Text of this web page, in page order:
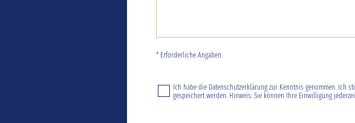
* Erforderliche Angaben
Ich habe die Datenschutzerklärung zur Kenntnis genommen. Ich
gespeichert werden. Hinweis: Sie können Ihre Einwilligung